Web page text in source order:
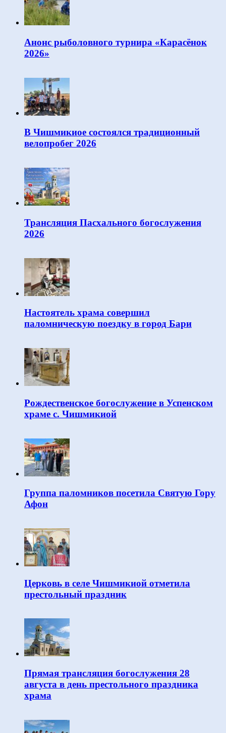
Анонс рыболовного турнира «Карасёнок
2026»
В Чишмикиое состоялся традиционный
велопробег 2026
Трансляция Пасхального богослужения
2026
Настоятель храма совершил
паломническую поездку в город Бари
Рождественское богослужение в Успенском
храме с. Чишмикиой
Группа паломников посетила Святую Гору
Афон
Церковь в селе Чишмикиой отметила
престольный праздник
Прямая трансляция богослужения 28
августа в день престольного праздника
храма